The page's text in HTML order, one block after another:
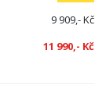
9 909,- Kč
11 990,- Kč